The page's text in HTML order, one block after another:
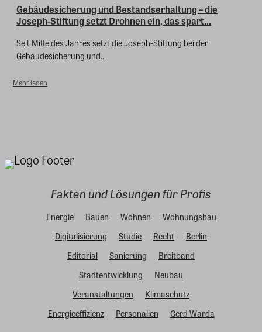
Gebäudesicherung und Bestandserhaltung – die
Joseph-Stiftung setzt Drohnen ein, das spart...
Seit Mitte des Jahres setzt die Joseph-Stiftung bei der
Gebäudesicherung und...
Mehr laden
Fakten und Lösungen für Profis
Energie Bauen Wohnen
Wohnungsbau
Digitalisierung
Studie Recht
Berlin
Editorial
Sanierung
Breitband
Stadtentwicklung
Neubau
Veranstaltungen
Klimaschutz
Energieeffizienz
Personalien Gerd Warda